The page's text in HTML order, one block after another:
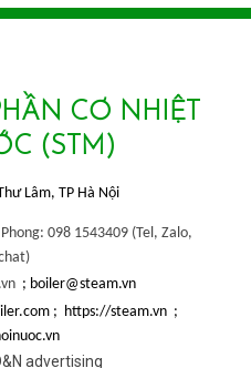
CƠ NHIỆT
(STM)
Lâm, TP Hà Nội
098 1543409 (Tel, Zalo,
; boiler@steam.vn
; https://steam.vn ;
advertising